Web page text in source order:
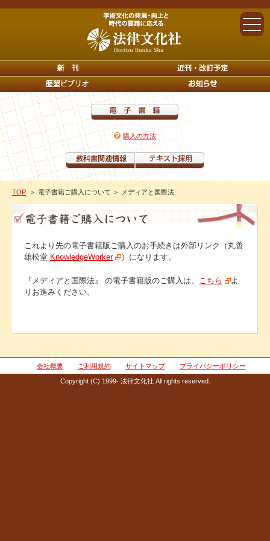
購入の方法
TOP ＞ 電子書籍ご購入について ＞ メディアと国際法
これより先の電子書籍版ご購入のお手続きは外部リンク（丸善
雄松堂 KnowledgeWorker ）になります。
『メディアと国際法』 の電子書籍版のご購入は、 こちら
よ
りお進みください。
会社概要 ご利用規約 サイトマップ プライバシーポリシー
Copyright (C) 1999- 法律文化社 All rights reserved.